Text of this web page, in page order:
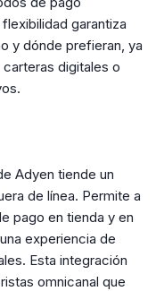
garantiza
y dónde prefieran, ya
digitales o
Adyen tiende un
de línea. Permite a
pago en tienda y en
experiencia de
Esta integración
omnicanal que